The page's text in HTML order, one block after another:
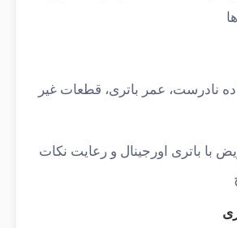
نادرست، عمر باتری، قطعات غیر
با باتری اورجینال و رعایت نکات